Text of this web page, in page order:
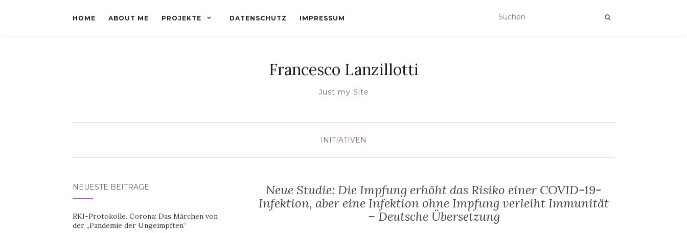
HOME ABOUT ME PROJEKTE DATENSCHUTZ IMPRESSUM
Francesco Lanzillotti
Just my Site
INITIATIVEN
Neue Studie: Die Impfung erhöht das Risiko einer COVID-19-
Infektion, aber eine Infektion ohne Impfung verleiht Immunität
– Deutsche Übersetzung
NEUESTE BEITRÄGE
RKI-Protokolle. Corona: Das Märchen von
der „Pandemie der Ungeimpften“